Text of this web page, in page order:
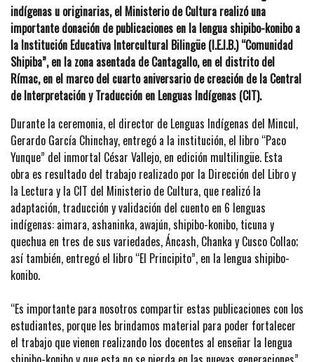
indígenas u originarias, el Ministerio de Cultura realizó una
importante donación de publicaciones en la lengua shipibo-konibo a
la Institución Educativa Intercultural Bilingüe (I.E.I.B.) “Comunidad
Shipiba”, en la zona asentada de Cantagallo, en el distrito del
Rímac, en el marco del cuarto aniversario de creación de la Central
de Interpretación y Traducción en Lenguas Indígenas (CIT).
Durante la ceremonia, el director de Lenguas Indígenas del Mincul,
Gerardo García Chinchay, entregó a la institución, el libro “Paco
Yunque” del inmortal César Vallejo, en edición multilingüe. Esta
obra es resultado del trabajo realizado por la Dirección del Libro y
la Lectura y la CIT del Ministerio de Cultura, que realizó la
adaptación, traducción y validación del cuento en 6 lenguas
indígenas: aimara, ashaninka, awajún, shipibo-konibo, ticuna y
quechua en tres de sus variedades, Áncash, Chanka y Cusco Collao;
así también, entregó el libro “El Principito”, en la lengua shipibo-
konibo.
“Es importante para nosotros compartir estas publicaciones con los
estudiantes, porque les brindamos material para poder fortalecer
el trabajo que vienen realizando los docentes al enseñar la lengua